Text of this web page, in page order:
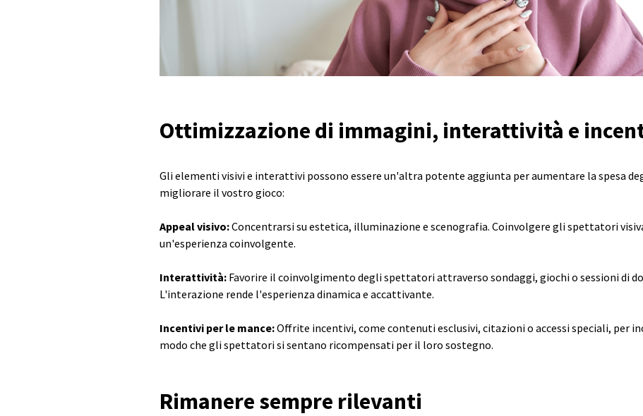
Ottimizzazione di immagini, interattività e
Gli elementi visivi e interattivi possono essere un'altra potente aggiunta per aumentare la spesa
migliorare il vostro gioco:
Appeal visivo:Concentrarsi su estetica, illuminazione e scenografia. Coinvolgere gli spettatori
un'esperienza coinvolgente.
Interattività:Favorire il coinvolgimento degli spettatori attraverso sondaggi, giochi o sessioni di
L'interazione rende l'esperienza dinamica e accattivante.
Incentivi per le mance:Offrite incentivi, come contenuti esclusivi, citazioni o accessi speciali, per
modo che gli spettatori si sentano ricompensati per il loro sostegno.
Rimanere sempre rilevanti